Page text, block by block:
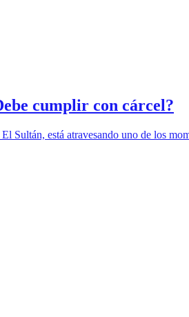
cumplir con cárcel?
está atravesando uno de los